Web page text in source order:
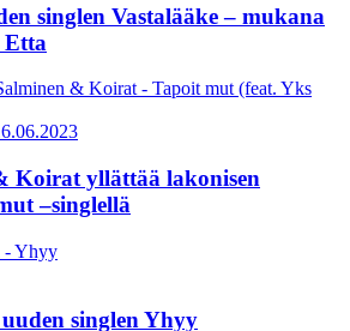
singlen Vastalääke – mukana
Koirat yllättää lakonisen
–singlellä
singlen Yhyy